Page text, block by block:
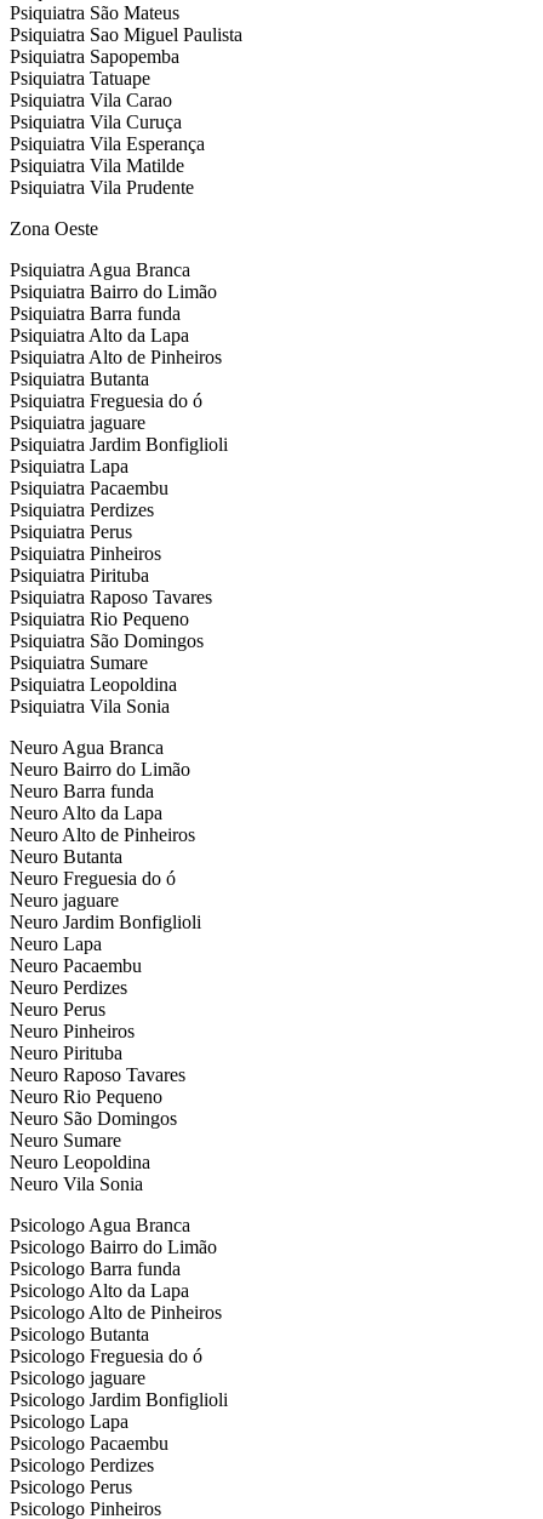
Psiquiatra São Mateus
Psiquiatra Sao Miguel Paulista
Psiquiatra Sapopemba
Psiquiatra Tatuape
Psiquiatra Vila Carao
Psiquiatra Vila Curuça
Psiquiatra Vila Esperança
Psiquiatra Vila Matilde
Psiquiatra Vila Prudente
Zona Oeste
Psiquiatra Agua Branca
Psiquiatra Bairro do Limão
Psiquiatra Barra funda
Psiquiatra Alto da Lapa
Psiquiatra Alto de Pinheiros
Psiquiatra Butanta
Psiquiatra Freguesia do ó
Psiquiatra jaguare
Psiquiatra Jardim Bonfiglioli
Psiquiatra Lapa
Psiquiatra Pacaembu
Psiquiatra Perdizes
Psiquiatra Perus
Psiquiatra Pinheiros
Psiquiatra Pirituba
Psiquiatra Raposo Tavares
Psiquiatra Rio Pequeno
Psiquiatra São Domingos
Psiquiatra Sumare
Psiquiatra Leopoldina
Psiquiatra Vila Sonia
Neuro Agua Branca
Neuro Bairro do Limão
Neuro Barra funda
Neuro Alto da Lapa
Neuro Alto de Pinheiros
Neuro Butanta
Neuro Freguesia do ó
Neuro jaguare
Neuro Jardim Bonfiglioli
Neuro Lapa
Neuro Pacaembu
Neuro Perdizes
Neuro Perus
Neuro Pinheiros
Neuro Pirituba
Neuro Raposo Tavares
Neuro Rio Pequeno
Neuro São Domingos
Neuro Sumare
Neuro Leopoldina
Neuro Vila Sonia
Psicologo Agua Branca
Psicologo Bairro do Limão
Psicologo Barra funda
Psicologo Alto da Lapa
Psicologo Alto de Pinheiros
Psicologo Butanta
Psicologo Freguesia do ó
Psicologo jaguare
Psicologo Jardim Bonfiglioli
Psicologo Lapa
Psicologo Pacaembu
Psicologo Perdizes
Psicologo Perus
Psicologo Pinheiros